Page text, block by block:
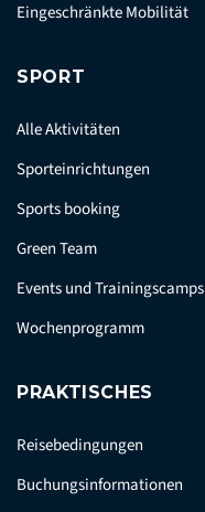
Eingeschränkte Mobilität
SPORT
Alle Aktivitäten
Sporteinrichtungen
Sports booking
Green Team
Events und Trainingscamps
Wochenprogramm
PRAKTISCHES
Reisebedingungen
Buchungsinformationen